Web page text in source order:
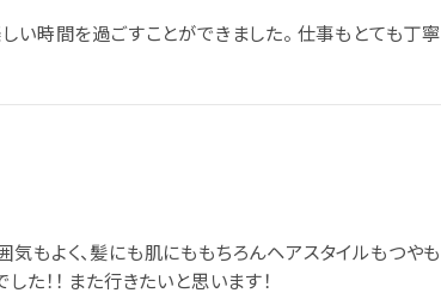
い時間を過ごすことができました。 仕事もとても丁寧
もよく、髪にも肌にももちろんヘアスタイルもつやも
た！！ また行きたいと思います！